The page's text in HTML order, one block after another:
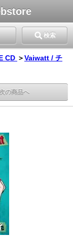
検索
CD ＞Vaiwatt / チ
次の商品へ